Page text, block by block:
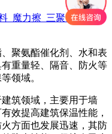
_魔力擦_三聚氰胺甲醛
聚氨酯催化剂、水和表
重量轻、隔音、防火等
领域。
筑领域，主要用于墙
效提高建筑保温性能，
方面也发展迅速，其防